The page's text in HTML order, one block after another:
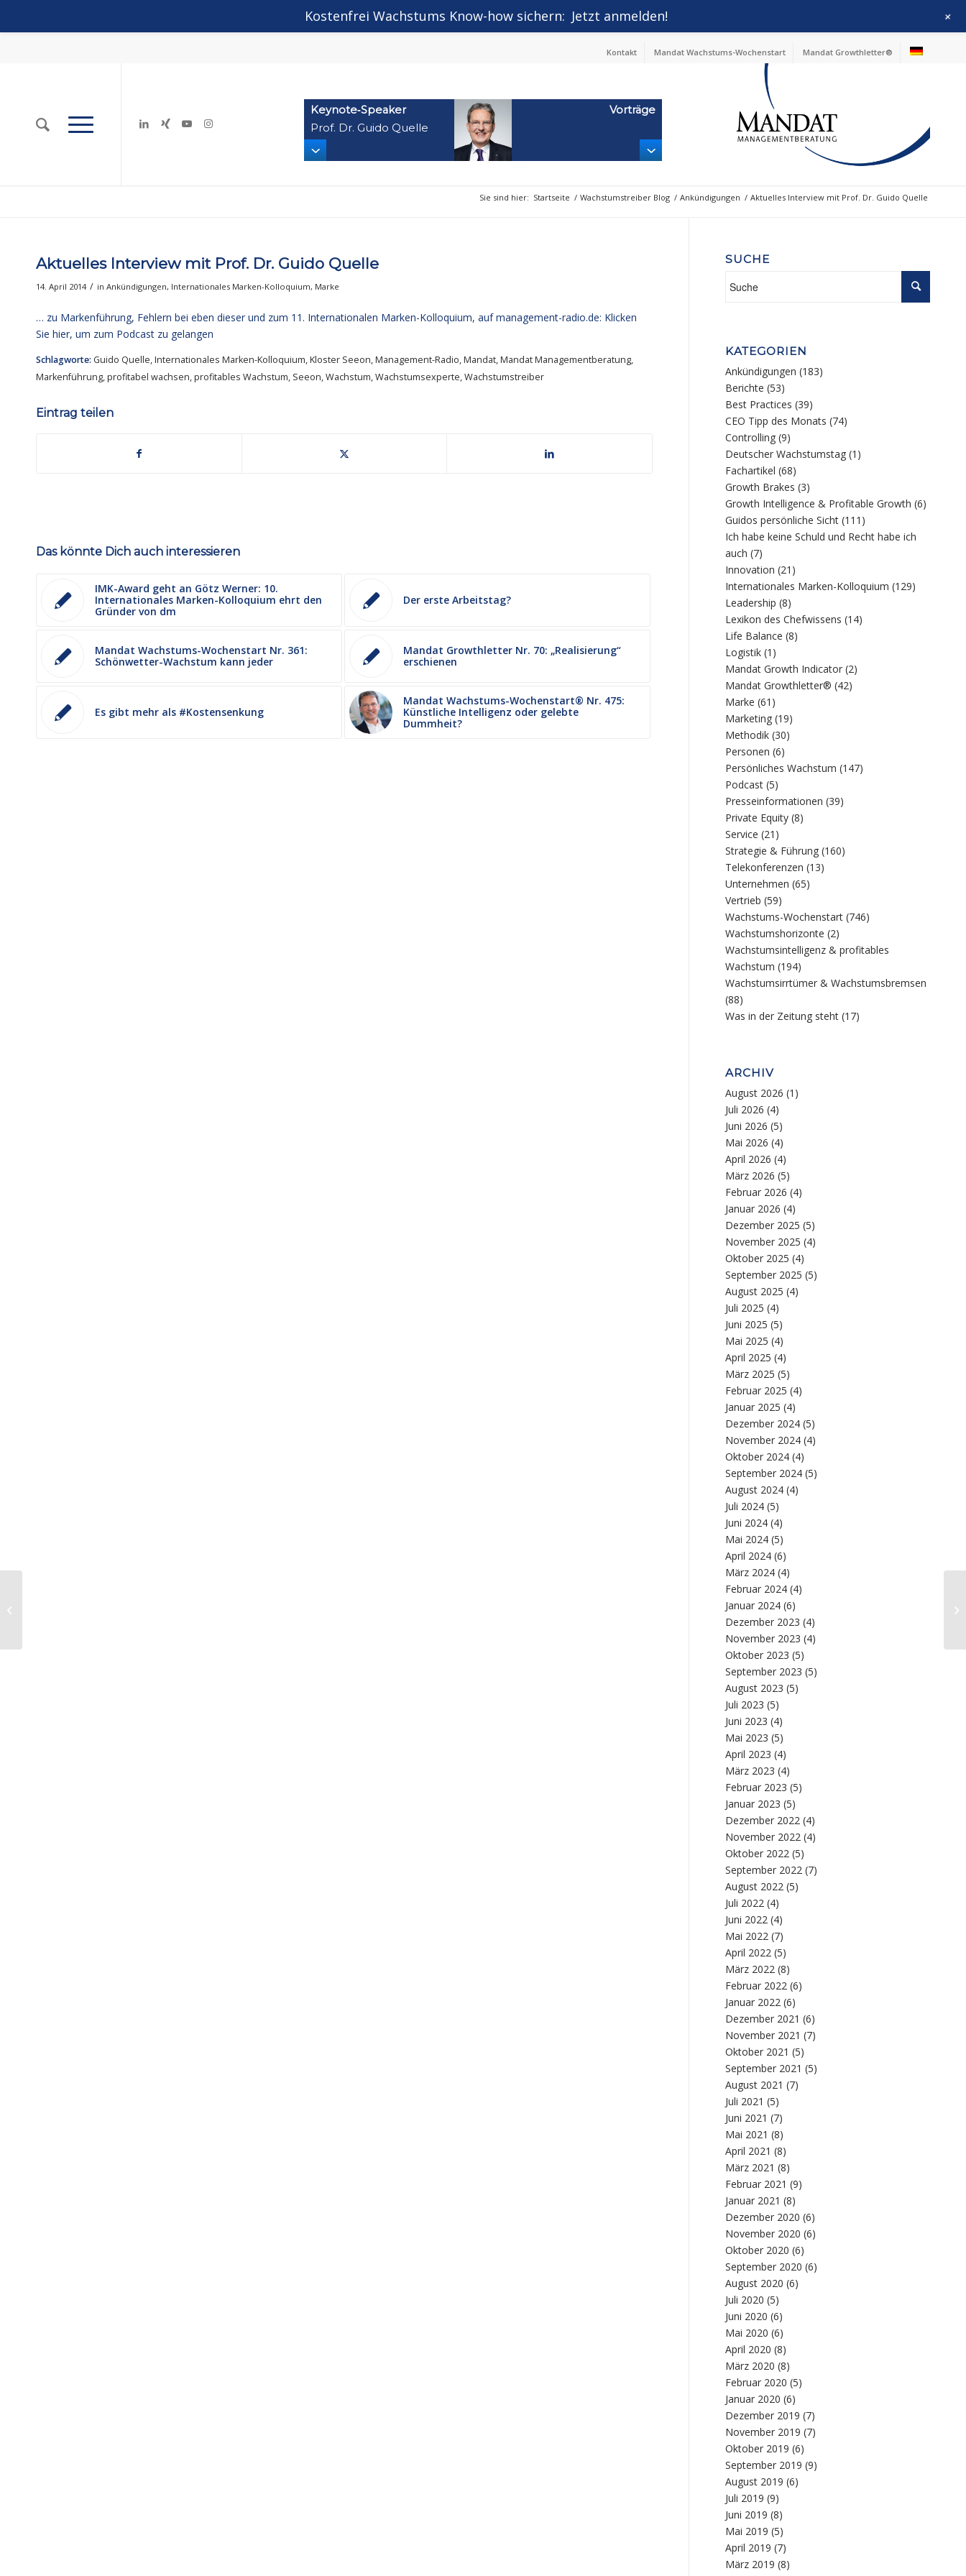
Kontakt Mandat Wachstums-Wochenstart Mandat Growthletter®
Keynote‑Speaker
Prof. Dr. Guido Quelle
Vorträge
Sie sind hier: Startseite / Wachstumstreiber Blog / Ankündigungen / Aktuelles Interview mit Prof. Dr. Guido Quelle
Aktuelles Interview mit Prof. Dr. Guido Quelle
14. April 2014 / in Ankündigungen, Internationales Marken-Kolloquium, Marke
… zu Markenführung, Fehlern bei eben dieser und zum 11. Internationalen Marken-Kolloquium, auf management-radio.de: Klicken
Sie hier, um zum Podcast zu gelangen
Schlagworte: Guido Quelle,Internationales Marken-Kolloquium,Kloster Seeon,Management-Radio,Mandat,Mandat Managementberatung,
Markenführung,profitabel wachsen,profitables Wachstum, Seeon,Wachstum,Wachstumsexperte,Wachstumstreiber
Eintrag teilen
Das könnte Dich auch interessieren
IMK-Award geht an Götz Werner: 10.
Internationales Marken-Kolloquium ehrt den
Gründer von dm
Der erste Arbeitstag?
Mandat Wachstums-Wochenstart Nr. 361:
Schönwetter-Wachstum kann jeder
Mandat Growthletter Nr. 70: „Realisierung“
erschienen
Es gibt mehr als #Kostensenkung
Mandat Wachstums-Wochenstart® Nr. 475:
Künstliche Intelligenz oder gelebte
Dummheit?
SUCHE
KATEGORIEN
Ankündigungen (183)
Berichte (53)
Best Practices (39)
CEO Tipp des Monats (74)
Controlling (9)
Deutscher Wachstumstag (1)
Fachartikel (68)
Growth Brakes (3)
Growth Intelligence & Profitable Growth (6)
Guidos persönliche Sicht (111)
Ich habe keine Schuld und Recht habe ich
auch (7)
Innovation (21)
Internationales Marken-Kolloquium (129)
Leadership (8)
Lexikon des Chefwissens (14)
Life Balance (8)
Logistik (1)
Mandat Growth Indicator (2)
Mandat Growthletter® (42)
Marke (61)
Marketing (19)
Methodik (30)
Personen (6)
Persönliches Wachstum (147)
Podcast (5)
Presseinformationen (39)
Private Equity (8)
Service (21)
Strategie & Führung (160)
Telekonferenzen (13)
Unternehmen (65)
Vertrieb (59)
Wachstums-Wochenstart (746)
Wachstumshorizonte (2)
Wachstumsintelligenz & profitables
Wachstum (194)
Wachstumsirrtümer & Wachstumsbremsen
(88)
Was in der Zeitung steht (17)
ARCHIV
August 2026 (1)
Juli 2026 (4)
Juni 2026 (5)
Mai 2026 (4)
April 2026 (4)
März 2026 (5)
Februar 2026 (4)
Januar 2026 (4)
Dezember 2025 (5)
November 2025 (4)
Oktober 2025 (4)
September 2025 (5)
August 2025 (4)
Juli 2025 (4)
Juni 2025 (5)
Mai 2025 (4)
April 2025 (4)
März 2025 (5)
Februar 2025 (4)
Januar 2025 (4)
Dezember 2024 (5)
November 2024 (4)
Oktober 2024 (4)
September 2024 (5)
August 2024 (4)
Juli 2024 (5)
Juni 2024 (4)
Mai 2024 (5)
April 2024 (6)
März 2024 (4)
Februar 2024 (4)
Januar 2024 (6)
Dezember 2023 (4)
November 2023 (4)
Oktober 2023 (5)
September 2023 (5)
August 2023 (5)
Juli 2023 (5)
Juni 2023 (4)
Mai 2023 (5)
April 2023 (4)
März 2023 (4)
Februar 2023 (5)
Januar 2023 (5)
Dezember 2022 (4)
November 2022 (4)
Oktober 2022 (5)
September 2022 (7)
August 2022 (5)
Juli 2022 (4)
Juni 2022 (4)
Mai 2022 (7)
April 2022 (5)
März 2022 (8)
Februar 2022 (6)
Januar 2022 (6)
Dezember 2021 (6)
November 2021 (7)
Oktober 2021 (5)
September 2021 (5)
August 2021 (7)
Juli 2021 (5)
Juni 2021 (7)
Mai 2021 (8)
April 2021 (8)
März 2021 (8)
Februar 2021 (9)
Januar 2021 (8)
Dezember 2020 (6)
November 2020 (6)
Oktober 2020 (6)
September 2020 (6)
August 2020 (6)
Juli 2020 (5)
Juni 2020 (6)
Mai 2020 (6)
April 2020 (8)
März 2020 (8)
Februar 2020 (5)
Januar 2020 (6)
Dezember 2019 (7)
November 2019 (7)
Oktober 2019 (6)
September 2019 (9)
August 2019 (6)
Juli 2019 (9)
Juni 2019 (8)
Mai 2019 (5)
April 2019 (7)
März 2019 (8)
Kostenfrei Wachstums Know-how sichern: Jetzt anmelden! +